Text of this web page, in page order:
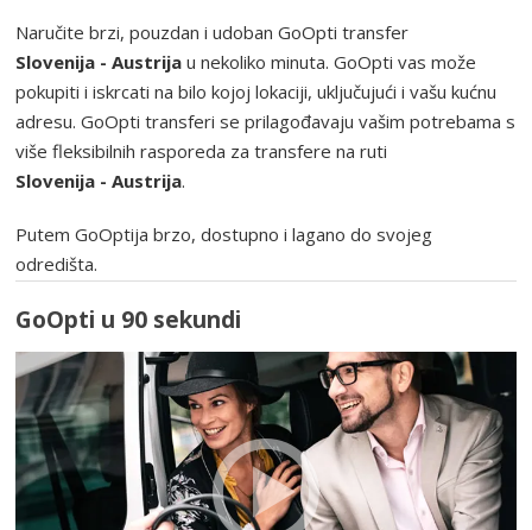
Naručite brzi, pouzdan i udoban GoOpti transfer
Slovenija - Austrija u nekoliko minuta. GoOpti vas može
pokupiti i iskrcati na bilo kojoj lokaciji, uključujući i vašu kućnu
adresu. GoOpti transferi se prilagođavaju vašim potrebama s
više fleksibilnih rasporeda za transfere na ruti
Slovenija - Austrija.
Putem GoOptija brzo, dostupno i lagano do svojeg
odredišta.
GoOpti u 90 sekundi